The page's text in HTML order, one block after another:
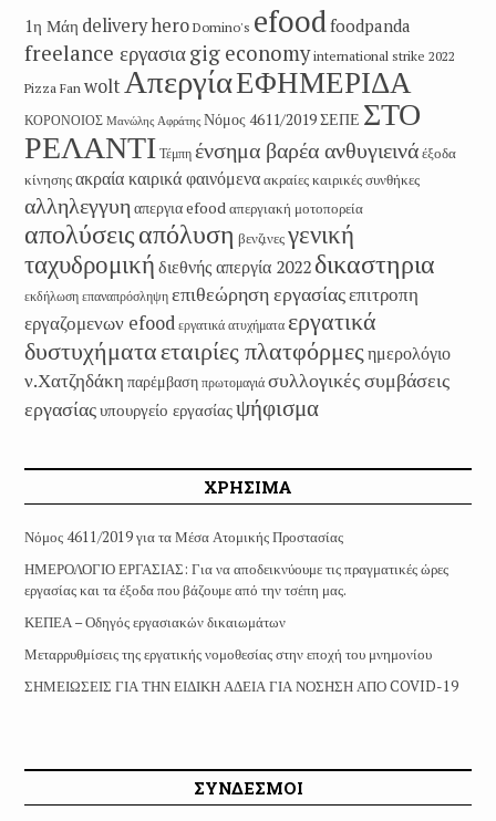
1η Μάη delivery hero Domino's efoodfoodpanda
freelance εργασιαgig economy international strike 2022
Pizza Fan woltΑπεργίαΕΦΗΜΕΡΙΔΑ
ΚΟΡΟΝΟΙΟΣ Μανώλης Αφράτης Νόμος 4611/2019ΣΕΠΕ ΣΤΟ
ΡΕΛΑΝΤΙ Τέμπη ένσημα βαρέα ανθυγιεινάέξοδα
κίνησηςακραία καιρικά φαινόμεναακραίες καιρικές συνθήκες
αλληλεγγυη απεργια efoodαπεργιακή μοτοπορεία
απολύσειςαπόλυση βενζινεςγενική
ταχυδρομική διεθνής απεργία 2022 δικαστηρια
εκδήλωση επαναπρόσληψη επιθεώρηση εργασίαςεπιτροπη
εργαζομενων efood εργατικά ατυχήματα εργατικά
δυστυχήματαεταιρίες πλατφόρμες ημερολόγιο
ν.Χατζηδάκη παρέμβαση πρωτομαγιά συλλογικές συμβάσεις
εργασίαςυπουργείο εργασίαςψήφισμα
ΧΡΗΣΙΜΑ
Νόμος 4611/2019 για τα Μέσα Ατομικής Προστασίας
ΗΜΕΡΟΛΟΓΙΟ ΕΡΓΑΣΙΑΣ: Για να αποδεικνύουμε τις πραγματικές ώρες
εργασίας και τα έξοδα που βάζουμε από την τσέπη μας.
ΚΕΠΕΑ – Οδηγός εργασιακών δικαιωμάτων
Μεταρρυθμίσεις της εργατικής νομοθεσίας στην εποχή του μνημονίου
ΣΗΜΕΙΩΣΕΙΣ ΓΙΑ ΤΗΝ ΕΙΔΙΚΗ ΑΔΕΙΑ ΓΙΑ ΝΟΣΗΣΗ ΑΠΟ COVID-19
ΣΥΝΔΕΣΜΟΙ